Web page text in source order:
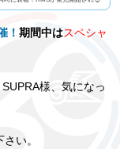
は凄い！と感じておりまし
！ 期間中はスペシャ
様、気になっ
い。